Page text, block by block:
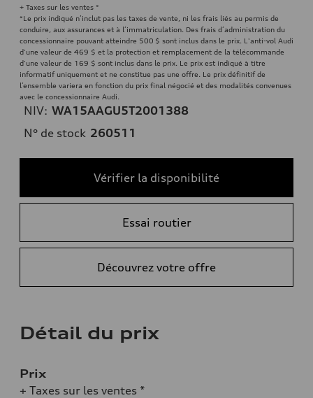
+ Taxes sur les ventes *
*Le prix indiqué n’inclut pas les taxes de vente, ni les frais liés au permis de
conduire, aux assurances et à l’immatriculation. Des frais d’administration du
concessionnaire pouvant atteindre 500 $ sont inclus dans le prix. L'anti-vol Audi
d'une valeur de 469 $ et la protection et remplacement de la télécommande
d'une valeur de 169 $ sont inclus dans le prix. Le prix est indiqué à titre
informatif uniquement et ne constitue pas une offre. Le prix définitif de
l’ensemble variera en fonction du prix final négocié et des modalités convenues
avec le concessionnaire Audi.
NIV: WA15AAGU5T2001388
N° de stock 260511
Vérifier la disponibilité
Essai routier
Découvrez votre offre
Détail du prix
Prix
+ Taxes sur les ventes *